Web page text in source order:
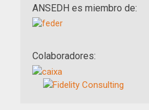
ANSEDH es miembro de:
Colaboradores: